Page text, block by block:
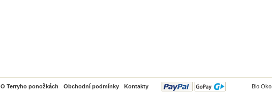
O Terryho ponožkách Obchodní podmínky Kontakty
PayPal Bio Oko